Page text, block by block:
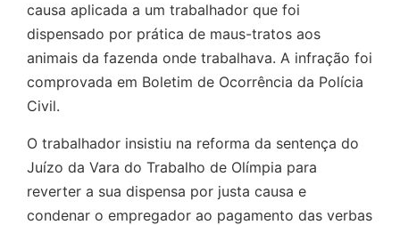
causa aplicada a um trabalhador que foi
dispensado por prática de maus-tratos aos
animais da fazenda onde trabalhava. A infração foi
comprovada em Boletim de Ocorrência da Polícia
Civil.
O trabalhador insistiu na reforma da sentença do
Juízo da Vara do Trabalho de Olímpia para
reverter a sua dispensa por justa causa e
condenar o empregador ao pagamento das verbas